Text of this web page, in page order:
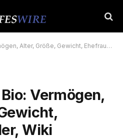
Alter, Größe, Gewicht, Ehefrau, Kinder, Wiki
Vermögen,
Wiki